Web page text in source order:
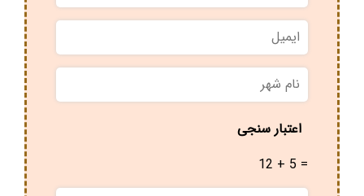
ایمیل
نام
شهر *
اعتبار سنجی
12 + 5 =